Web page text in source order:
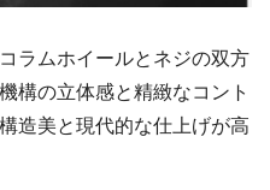
ラムホイールとネジの双方
構の立体感と精緻なコント
造美と現代的な仕上げが高